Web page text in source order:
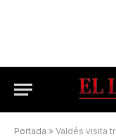
Portada » Valdés visita